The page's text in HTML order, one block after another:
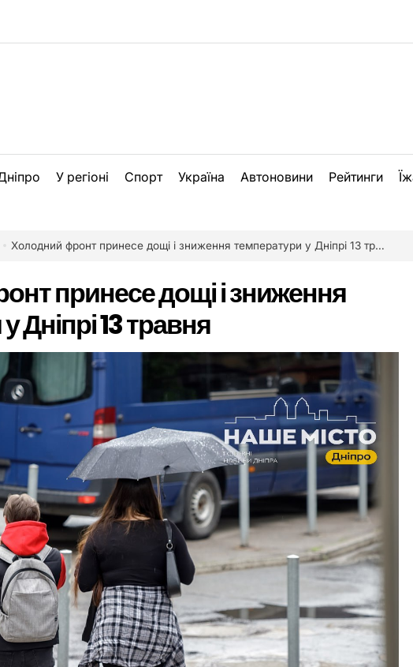
У регіоні Спорт Україна Автоновини Рейтинги
Холодний фронт принесе дощі і зниження температури у Дніпрі 13 травня
принесе дощі і зниження
Дніпрі 13 травня